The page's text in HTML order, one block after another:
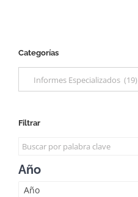
Categorías
Informes Especializados (19)
Filtrar
Año
Año